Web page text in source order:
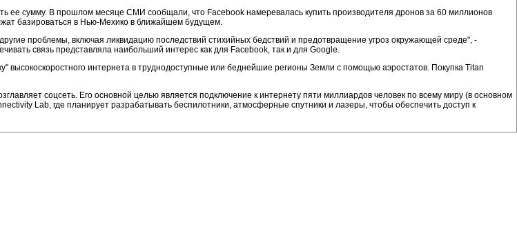
ее сумму. В прошлом месяце СМИ сообщали, что Facebook намеревалась купить производителя дронов за 60 миллионов
базироваться в Нью-Мехико в ближайшем будущем.
проблемы, включая ликвидацию последствий стихийных бедствий и предотвращение угроз окружающей среде", -
связь представляла наибольший интерес как для Facebook, так и для Google.
высокоскоростного интернета в труднодоступные или беднейшие регионы Земли с помощью аэростатов. Покупка Titan
соцсеть. Его основной целью является подключение к интернету пяти миллиардов человек по всему миру (в основном
Lab, где планирует разрабатывать беспилотники, атмосферные спутники и лазеры, чтобы обеспечить доступ к